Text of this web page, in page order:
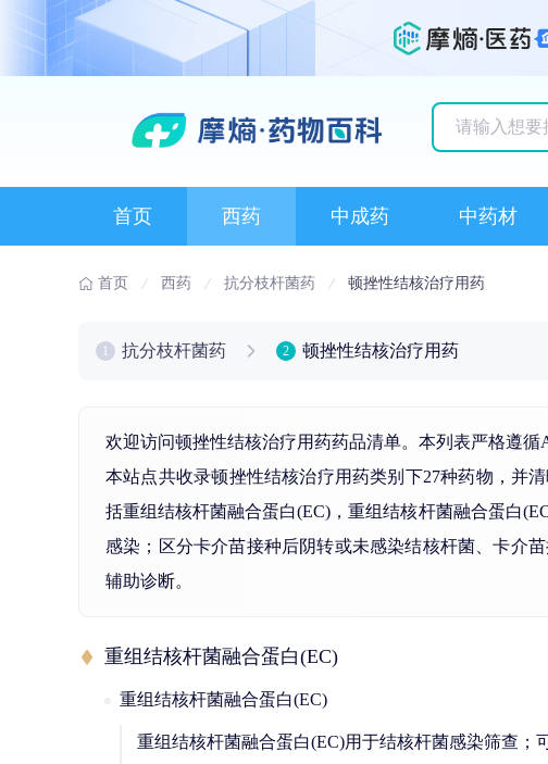
首页 西药 中成药 中药材
首页 西药 抗分枝杆菌药 顿挫性结核治疗用药
抗分枝杆菌药 2 顿挫性结核治疗用药
欢迎访问顿挫性结核治疗用药药品清单。本列表严格遵
本站点共收录顿挫性结核治疗用药类别下27种药物，并
括重组结核杆菌融合蛋白(EC)，重组结核杆菌融合蛋白
感染；区分卡介苗接种后阴转或未感染结核杆菌、卡介
辅助诊断。
重组结核杆菌融合蛋白(EC)
重组结核杆菌融合蛋白(EC)
重组结核杆菌融合蛋白(EC)用于结核杆菌感染筛查